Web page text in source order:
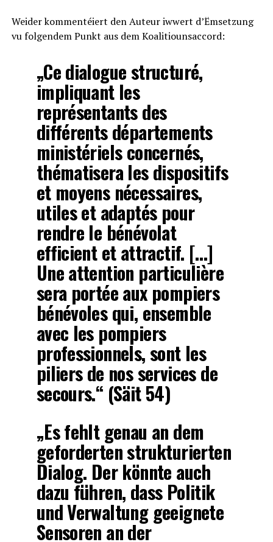
Weider kommentéiert den Auteur iwwert d’Ëmsetzung
vu folgendem Punkt aus dem Koalitiounsaccord:
„Ce dialogue structuré,
impliquant les
représentants des
différents départements
ministériels concernés,
thématisera les dispositifs
et moyens nécessaires,
utiles et adaptés pour
rendre le bénévolat
efficient et attractif. […]
Une attention particulière
sera portée aux pompiers
bénévoles qui, ensemble
avec les pompiers
professionnels, sont les
piliers de nos services de
secours.“ (Säit 54)
„Es fehlt genau an dem
geforderten strukturierten
Dialog. Der könnte auch
dazu führen, dass Politik
und Verwaltung geeignete
Sensoren an der